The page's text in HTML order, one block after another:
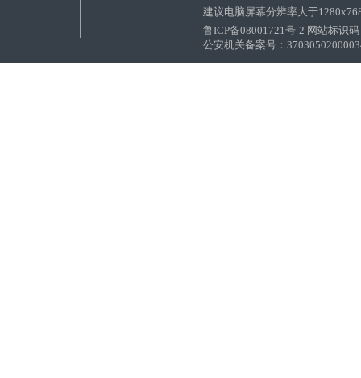
建议电脑屏幕分辨率大于
鲁ICP备08001721号-2 网站标识
公安机关备案号：